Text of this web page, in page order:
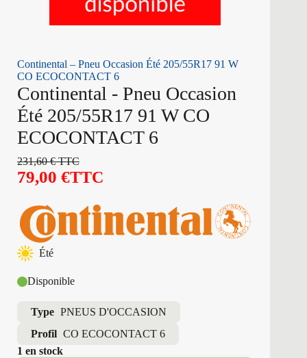
Continental – Pneu Occasion Été 205/55R17 91 W
CO ECOCONTACT 6
Continental - Pneu Occasion
Été 205/55R17 91 W CO
ECOCONTACT 6
231,60€TTC
79,00 €TTC
Été
Disponible
Type PNEUS D'OCCASION
Profil CO ECOCONTACT 6
1 en stock